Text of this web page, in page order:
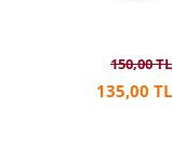
150,00 TL
135,00 TL